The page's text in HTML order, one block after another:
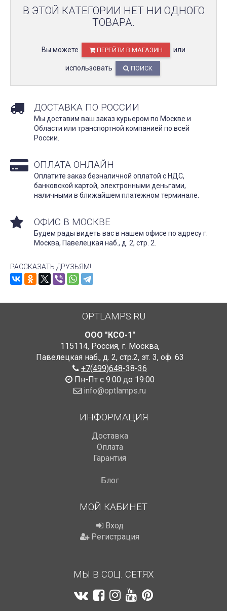
В ЭТОЙ КАТЕГОРИИ НЕТ НИ ОДНОГО
ТОВАРА.
Вы можете ПЕРЕЙТИ В МАГАЗИН или
использовать ПОИСК
ДОСТАВКА ПО РОССИИ
Мы доставим ваш заказ курьером по Москве и
Области или транспортной компанией по всей
России.
ОПЛАТА ОНЛАЙН
Оплатите заказ безналичной оплатой с НДС,
банковской картой, электронными деньгами,
наличными в ближайшем платежном терминале.
ОФИС В МОСКВЕ
Будем рады видеть вас в нашем офисе по адресу г.
Москва, Павелецкая наб., д. 2, стр. 2.
РАССКАЗАТЬ ДРУЗЬЯМ!
OPTLAMPS.RU
ООО "КСО-1"
115114, Россия, г. Москва,
Павелецкая наб., д. 2, стр.2, эт. 3, оф. 63
+7(499)648-38-36
Пн-Пт с 9:00 до 19:00
info@optlamps.ru
ИНФОРМАЦИЯ
Доставка
Оплата
Гарантия
Блог
МОЙ КАБИНЕТ
Вход
Регистрация
МЫ В СОЦ. СЕТЯХ